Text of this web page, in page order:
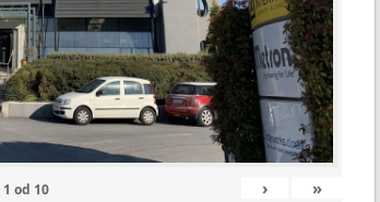
1 od 10 › »